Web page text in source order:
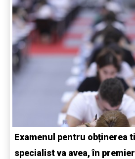
Examenul pentru obținerea
specialist va avea, în